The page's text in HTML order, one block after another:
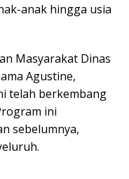
anak hingga usia
Masyarakat Dinas
Agustine,
telah berkembang
ini
sebelumnya,